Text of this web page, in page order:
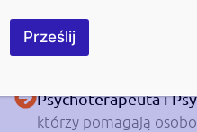
podjęcia oraz
Psychoterapeuta i
którzy pomagają
Prześlij